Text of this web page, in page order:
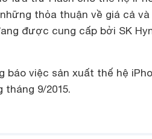
thỏa thuận về giá cả
được cung cấp bởi SK
báo việc sản xuất thế hệ
9/2015.